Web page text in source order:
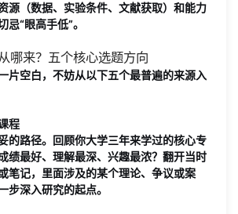
源 （数据、实验条件、文献获取）和能力
“眼高手低”。
哪来？五个核心选题方向
片空白，不妨从以下五个最普遍的来源入
程
的路径。回顾你大学三年来学过的核心专
绩最好、理解最深、兴趣最浓？翻开当时
笔记，里面涉及的某个理论、争议或案
步深入研究的起点。